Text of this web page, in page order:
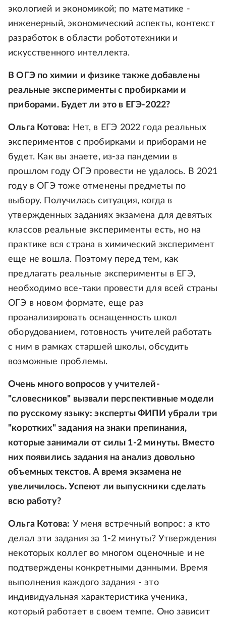
экологией и экономикой; по математике -
инженерный, экономический аспекты, контекст
разработок в области робототехники и
искусственного интеллекта.
В ОГЭ по химии и физике также добавлены
реальные эксперименты с пробирками и
приборами. Будет ли это в ЕГЭ-2022?
Ольга Котова: Нет, в ЕГЭ 2022 года реальных
экспериментов с пробирками и приборами не
будет. Как вы знаете, из-за пандемии в
прошлом году ОГЭ провести не удалось. В 2021
году в ОГЭ тоже отменены предметы по
выбору. Получилась ситуация, когда в
утвержденных заданиях экзамена для девятых
классов реальные эксперименты есть, но на
практике вся страна в химический эксперимент
еще не вошла. Поэтому перед тем, как
предлагать реальные эксперименты в ЕГЭ,
необходимо все-таки провести для всей страны
ОГЭ в новом формате, еще раз
проанализировать оснащенность школ
оборудованием, готовность учителей работать
с ним в рамках старшей школы, обсудить
возможные проблемы.
Очень много вопросов у учителей-
"словесников" вызвали перспективные модели
по русскому языку: эксперты ФИПИ убрали три
"коротких" задания на знаки препинания,
которые занимали от силы 1-2 минуты. Вместо
них появились задания на анализ довольно
объемных текстов. А время экзамена не
увеличилось. Успеют ли выпускники сделать
всю работу?
Ольга Котова: У меня встречный вопрос: а кто
делал эти задания за 1-2 минуты? Утверждения
некоторых коллег во многом оценочные и не
подтверждены конкретными данными. Время
выполнения каждого задания - это
индивидуальная характеристика ученика,
который работает в своем темпе. Оно зависит